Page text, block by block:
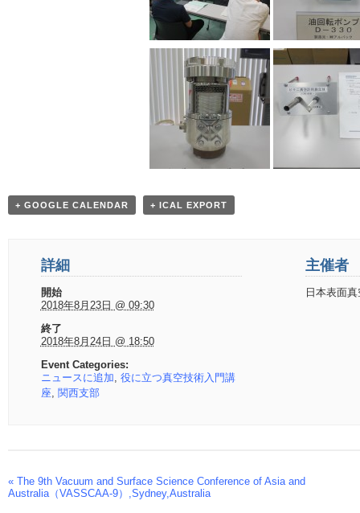
+ GOOGLE CALENDAR + ICAL EXPORT
詳細
開始
2018年8月23日 @ 09:30
終了
2018年8月24日 @ 18:50
Event Categories:
ニュースに追加, 役に立つ真空技術入門講
座, 関西支部
主催者
日本表面
Event
Navigation
« The 9th Vacuum and Surface Science Conference of Asia and
Australia（VASSCAA-9）,Sydney,Australia